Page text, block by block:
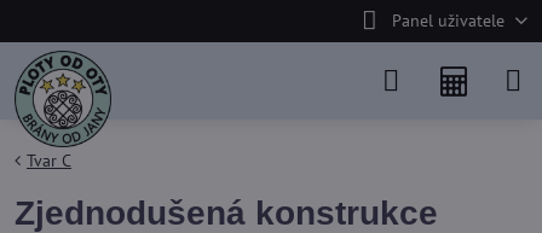
Panel uživatele
Tvar C
Zjednodušená konstrukce